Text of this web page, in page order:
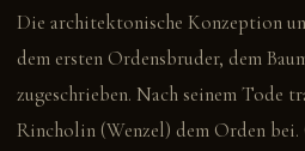
Die architektonische Konzeption
dem ersten Ordensbruder, dem
zugeschrieben. Nach seinem Tode
Rincholin (Wenzel) dem Orden